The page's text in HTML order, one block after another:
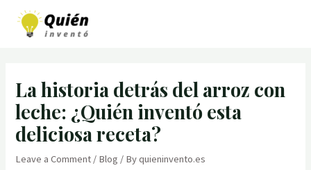
La historia detrás del arroz con
leche: ¿Quién inventó esta
deliciosa receta?
Leave a Comment / Blog / Byquieninvento.es